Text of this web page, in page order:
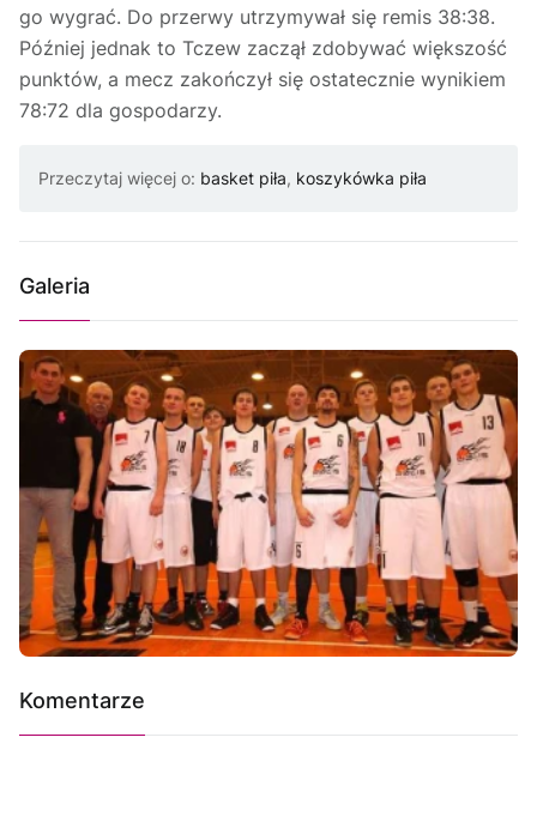
go wygrać. Do przerwy utrzymywał się remis 38:38.
Później jednak to Tczew zaczął zdobywać większość
punktów, a mecz zakończył się ostatecznie wynikiem
78:72 dla gospodarzy.
Przeczytaj więcej o: basket piła, koszykówka piła
Galeria
Komentarze